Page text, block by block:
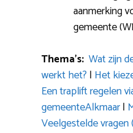
aanmerking
gemeente
Thema’s: Wat zijn
werkt het? | Het
Een traplift regelen
gemeenteAlkmaar|
Veelgestelde vragen